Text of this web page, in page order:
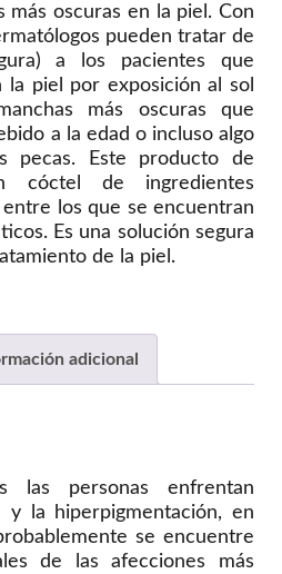
más oscuras en la piel. Con
pueden tratar de
a los pacientes que
la piel por exposición al sol
más oscuras que
a la edad o incluso algo
pecas. Este producto de
cóctel de ingredientes
los que se encuentran
Es una solución segura
de la piel.
adicional
las personas enfrentan
la hiperpigmentación, en
se encuentre
de las afecciones más